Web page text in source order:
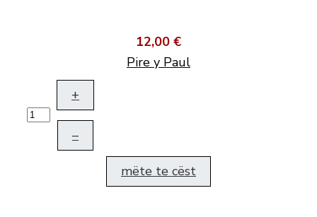
12,00 €
Pire y Paul
+
–
mëte te cëst